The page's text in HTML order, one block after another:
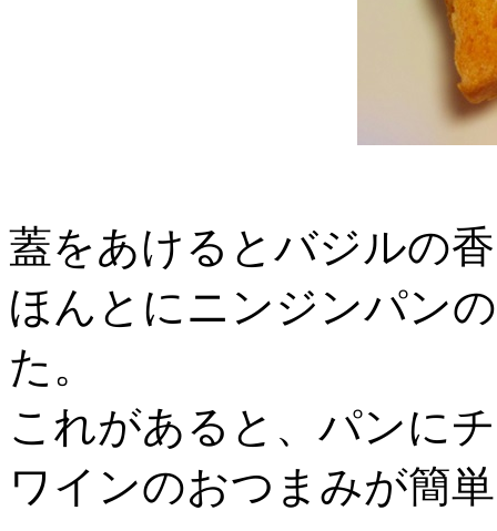
蓋をあけるとバジルの
ほんとにニンジンパン
た。
これがあると、パンに
ワインのおつまみが簡